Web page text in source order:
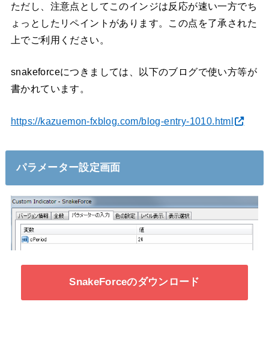
ただし、注意点としてこのインジは反応が速い一方でち
ょっとしたリペイントがあります。この点を了承された
上でご利用ください。
snakeforceにつきましては、以下のブログで使い方等が
書かれています。
https://kazuemon-fxblog.com/blog-entry-1010.html
パラメーター設定画面
SnakeForceのダウンロード